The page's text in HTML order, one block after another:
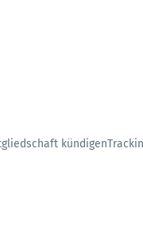
kündigen